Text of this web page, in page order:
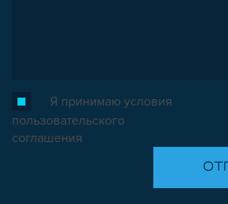
Я принимаю условия
пользовательского
соглашения